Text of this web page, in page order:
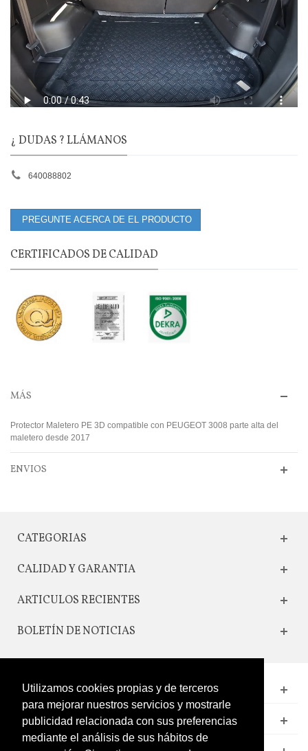
Utilizamos cookies propias y de terceros
para mejorar nuestros servicios y mostrarle
publicidad relacionada con sus preferencias
mediante el análisis de sus hábitos de
¿ DUDAS ? LLÁMANOS
640088802
PREGUNTE ACERCA DE EL PRODUCTO
CERTIFICADOS DE CALIDAD
MÁS
Protector Maletero PE 3D compatible con PEUGEOT 3008 parte alta del
maletero desde 2017
ENVIOS
CATEGORIAS
CALIDAD Y GARANTIA
ARTICULOS RECIENTES
BOLETÍN DE NOTICIAS
CONTACTO
LEGAL